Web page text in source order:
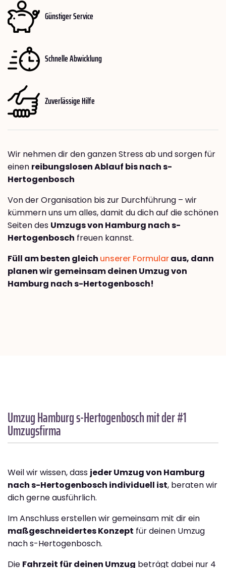
Günstiger Service
Schnelle Abwicklung
Zuverlässige Hilfe
Wir nehmen dir den ganzen Stress ab und sorgen für
einen reibungslosen Ablauf bis nach s-
Hertogenbosch
Von der Organisation bis zur Durchführung – wir
kümmern uns um alles, damit du dich auf die schönen
Seiten des Umzugs von Hamburg nach s-
Hertogenbosch freuen kannst.
Füll am besten gleich unserer Formularaus, dann
planen wir gemeinsam deinen Umzug von
Hamburg nach s-Hertogenbosch!
Umzug Hamburgs-Hertogenboschmit der #1
Umzugsfirma
Weil wir wissen, dass jeder Umzug von Hamburg
nach s-Hertogenbosch individuell ist, beraten wir
dich gerne ausführlich.
Im Anschluss erstellen wir gemeinsam mit dir ein
maßgeschneidertes Konzept für deinen Umzug
nach s-Hertogenbosch.
Die Fahrzeit für deinen Umzug beträgt dabei nur 4